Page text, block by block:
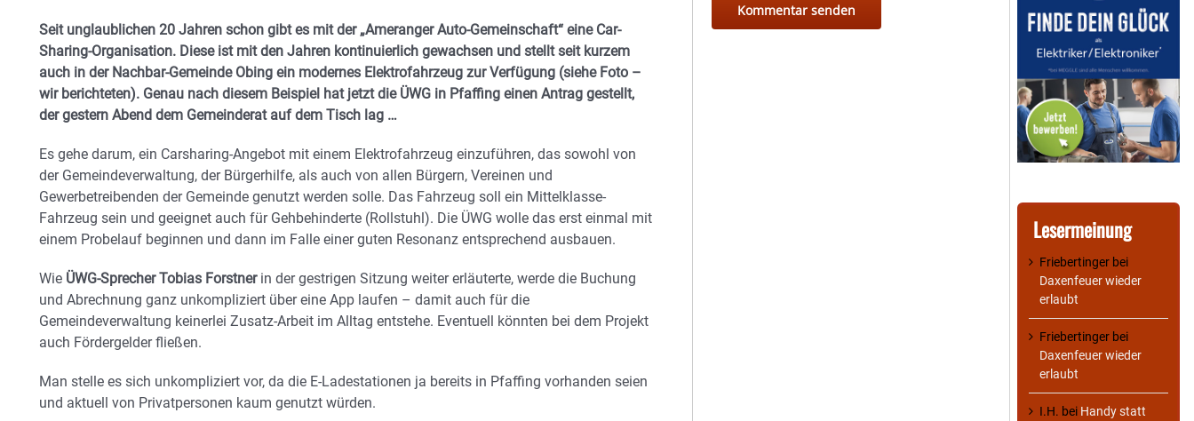
Seit unglaublichen 20 Jahren schon gibt es mit der „Ameranger Auto-Gemeinschaft“ eine Car-
Sharing-Organisation. Diese ist mit den Jahren kontinuierlich gewachsen und stellt seit kurzem
auch in der Nachbar-Gemeinde Obing ein modernes Elektrofahrzeug zur Verfügung (siehe Foto –
wir berichteten). Genau nach diesem Beispiel hat jetzt die ÜWG in Pfaffing einen Antrag gestellt,
der gestern Abend dem Gemeinderat auf dem Tisch lag …
Es gehe darum, ein Carsharing-Angebot mit einem Elektrofahrzeug einzuführen, das sowohl von
der Gemeindeverwaltung, der Bürgerhilfe, als auch von allen Bürgern, Vereinen und
Gewerbetreibenden der Gemeinde genutzt werden solle. Das Fahrzeug soll ein Mittelklasse-
Fahrzeug sein und geeignet auch für Gehbehinderte (Rollstuhl). Die ÜWG wolle das erst einmal mit
einem Probelauf beginnen und dann im Falle einer guten Resonanz entsprechend ausbauen.
Wie ÜWG-Sprecher Tobias Forstnerin der gestrigen Sitzung weiter erläuterte, werde die Buchung
und Abrechnung ganz unkompliziert über eine App laufen – damit auch für die
Gemeindeverwaltung keinerlei Zusatz-Arbeit im Alltag entstehe. Eventuell könnten bei dem Projekt
auch Fördergelder fließen.
Man stelle es sich unkompliziert vor, da die E-Ladestationen ja bereits in Pfaffing vorhanden seien
und aktuell von Privatpersonen kaum genutzt würden.
Lesermeinung
Friebertinger bei
Daxenfeuer wieder
erlaubt
Friebertinger bei
Daxenfeuer wieder
erlaubt
I.H. bei Handy statt